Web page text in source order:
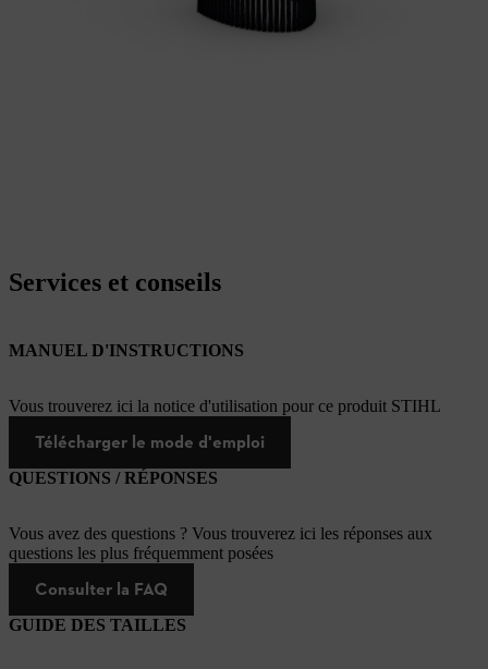
Services et conseils
MANUEL D'INSTRUCTIONS
Vous trouverez ici la notice d'utilisation pour ce produit STIHL
Télécharger le mode d'emploi
QUESTIONS / RÉPONSES
Vous avez des questions ? Vous trouverez ici les réponses aux
questions les plus fréquemment posées
Consulter la FAQ
GUIDE DES TAILLES